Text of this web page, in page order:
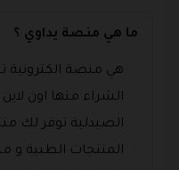
ما هي منصة يداوي ؟
هي منصة الكترونية
الشراء منها اون
الصيدلية توفر لك
المنتجات الطبية و